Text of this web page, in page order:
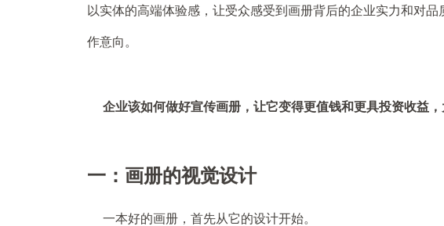
以实体的高端体验感，让受众感受到画册背后的企业实力和对
作意向。
企业该如何做好宣传画册，让它变得更值钱和更具投资收益
一：画册的视觉设计
一本好的画册，首先从它的设计开始。